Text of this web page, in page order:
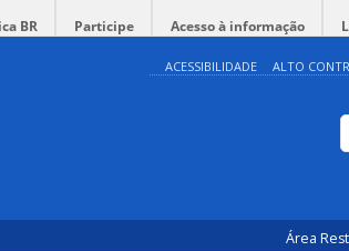
BR Participe Acesso à informação
ACESSIBILIDADE ALTO
Área